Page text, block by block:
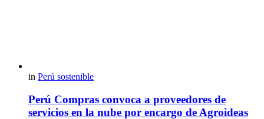
in Perú sostenible
Perú Compras convoca a proveedores de
servicios en la nube por encargo de Agroideas